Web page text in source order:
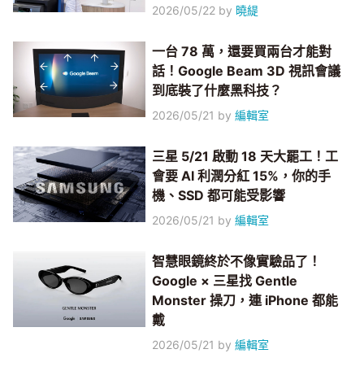
2026/05/22 by 曉緹
一台 78 萬，還要買兩台才能對
話！Google Beam 3D 視訊會議
到底裝了什麼黑科技？
2026/05/21 by編輯室
三星 5/21 啟動 18 天大罷工！工
會要 AI 利潤分紅 15%，你的手
機、SSD 都可能受影響
2026/05/21 by編輯室
智慧眼鏡終於不像實驗品了！
Google × 三星找 Gentle
Monster 操刀，連 iPhone 都能
戴
2026/05/21 by編輯室